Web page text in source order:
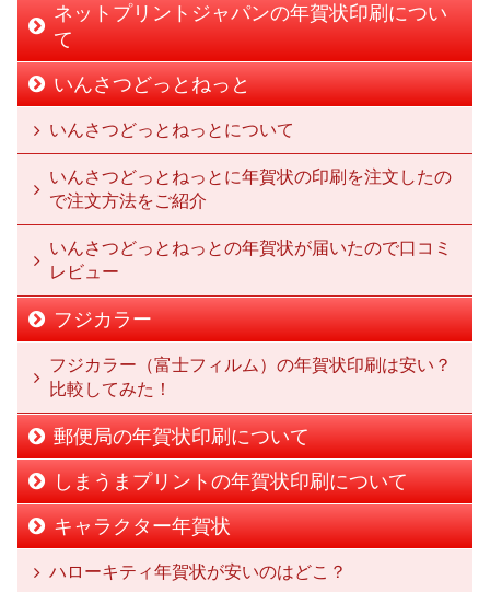
ネットプリントジャパンの年賀状印刷につい
て
いんさつどっとねっと
いんさつどっとねっとについて
いんさつどっとねっとに年賀状の印刷を注文したの
で注文方法をご紹介
いんさつどっとねっとの年賀状が届いたので口コミ
レビュー
フジカラー
フジカラー（富士フィルム）の年賀状印刷は安い？
比較してみた！
郵便局の年賀状印刷について
しまうまプリントの年賀状印刷について
キャラクター年賀状
ハローキティ年賀状が安いのはどこ？